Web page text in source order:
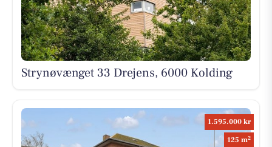
Strynøvænget 33 Drejens, 6000 Kolding
1.595.000 kr
125 m2